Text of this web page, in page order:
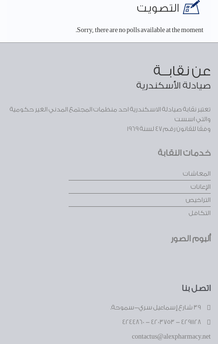
التصويت
Sorry, there are no polls available at the moment.
عن نقابــة
صيادلة الأسكندرية
تعتبر نقابة صيادلة الاسكندرية احد منظمات المجتمع المدني الغير حكومية
والتي اسست
وفقا للقانون رقم 47 لسنة 1969
خدمات النقابة
المعاشات
الإعانات
التراخيص
التكافل
ألبوم الصور
اتصل بنا
contactus@alexpharmacy.net